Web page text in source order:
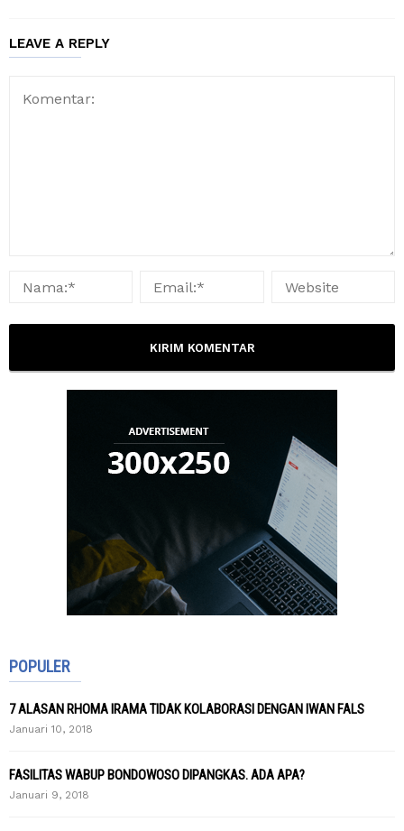
LEAVE A REPLY
POPULER
7 ALASAN RHOMA IRAMA TIDAK KOLABORASI DENGAN IWAN FALS
Januari 10, 2018
FASILITAS WABUP BONDOWOSO DIPANGKAS. ADA APA?
Januari 9, 2018